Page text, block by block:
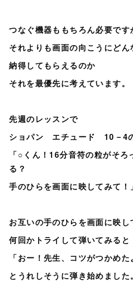
つなぐ機器ももちろん必要です
それよりも画面の向こうにど
納得してもらえるのか
それを最優先に考えています。
先週のレッスンで
ショパン エチュード 10－4
「○くん！16分音符の粒がそ
る？
手のひらを画面に映してみて！
お互いの手のひらを画面に映し
何回かトライして弾いてみると
「おー！先生、コツがつかめた
とうれしそうに弾き始めました。